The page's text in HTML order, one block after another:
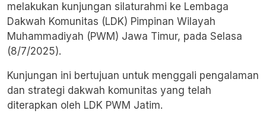
melakukan kunjungan silaturahmi ke Lembaga
Dakwah Komunitas (LDK) Pimpinan Wilayah
Muhammadiyah (PWM) Jawa Timur, pada Selasa
(8/7/2025).
Kunjungan ini bertujuan untuk menggali pengalaman
dan strategi dakwah komunitas yang telah
diterapkan oleh LDK PWM Jatim.